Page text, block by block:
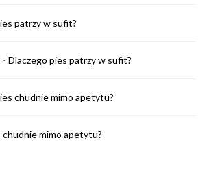
patrzy w sufit?
- Dlaczego pies patrzy w sufit?
chudnie mimo apetytu?
chudnie mimo apetytu?